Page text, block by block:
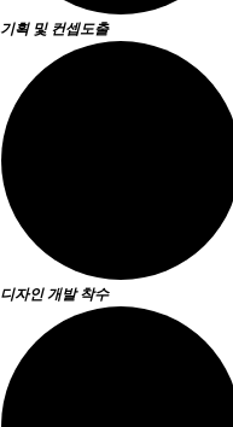
기획 및 컨셉도출
디자인 개발 착수